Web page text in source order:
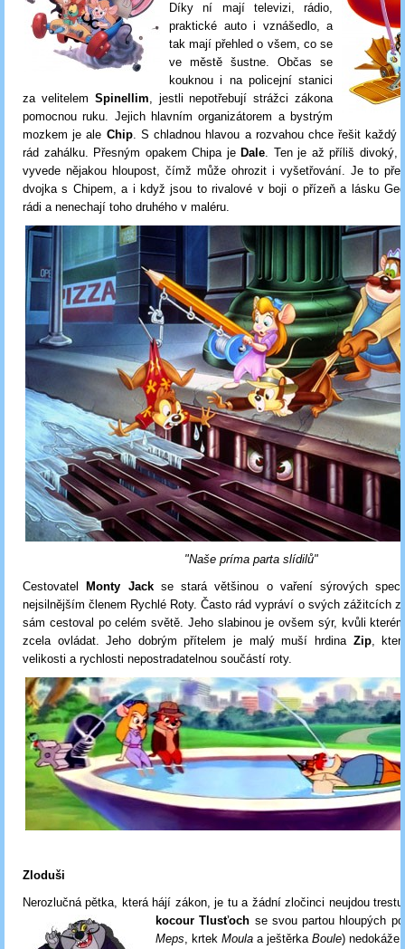
Díky ní mají televizi, rádio,
praktické auto i vznášedlo, a
tak mají přehled o všem, co se
ve městě šustne. Občas se
kouknou i na policejní stanici
za velitelem Spinellim, jestli nepotřebují strážci zákona
pomocnou ruku. Jejich hlavním organizátorem a bystrým
mozkem je ale Chip. S chladnou hlavou a rozvahou chce řešit každý
rád zahálku. Přesným opakem Chipa je Dale. Ten je až příliš divoký,
vyvede nějakou hloupost, čímž může ohrozit i vyšetřování. Je to
dvojka s Chipem, a i když jsou to rivalové v boji o přízeň a lásku
rádi a nenechají toho druhého v maléru.
"Naše príma parta slídilů"
Cestovatel
Monty Jackse stará většinou o vaření sýrových
nejsilnějším členem Rychlé Roty. Často rád vypráví o svých zážitcích z
sám cestoval po celém světě. Jeho slabinou je ovšem sýr, kvůli
zcela ovládat. Jeho dobrým přítelem je malý muší hrdina Zip,
velikosti a rychlosti nepostradatelnou součástí roty.
Zloduši
Nerozlučná pětka, která hájí zákon, je tu a žádní zločinci neujdou
kocour Tlusťoch se svou partou hloupých
Meps, krtek Moula a ještěrka Boule) nedokáže